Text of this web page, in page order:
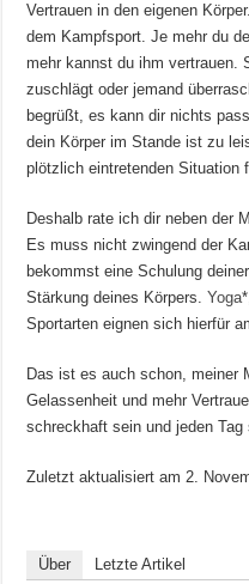
Vertrauen in den eigenen
dem Kampfsport. Je mehr du
mehr kannst du ihm vertrauen.
zuschlägt oder jemand
begrüßt, es kann dir nichts
dein Körper im Stande ist zu
plötzlich eintretenden Situation
Deshalb rate ich dir neben der
Es muss nicht zwingend der
bekommst eine Schulung
Stärkung deines Körpers.Yoga*,
Sportarten eignen sich hierfür
Das ist es auch schon, meiner
Gelassenheit und mehr
schreckhaft sein und jeden Tag
Zuletzt aktualisiert am 2.
Über Letzte Artikel